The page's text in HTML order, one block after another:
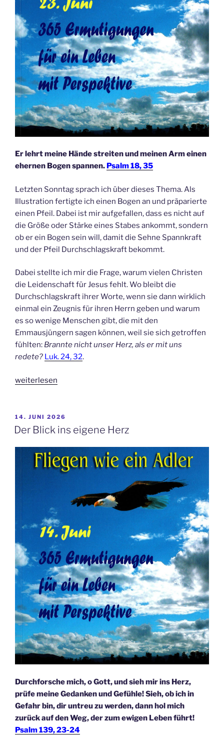
Er lehrt meine Hände streiten und meinen Arm einen
ehernen Bogen spannen. Psalm 18, 35
Letzten Sonntag sprach ich über dieses Thema. Als
Illustration fertigte ich einen Bogen an und präparierte
einen Pfeil. Dabei ist mir aufgefallen, dass es nicht auf
die Größe oder Stärke eines Stabes ankommt, sondern
ob er ein Bogen sein will, damit die Sehne Spannkraft
und der Pfeil Durchschlagskraft bekommt.
Dabei stellte ich mir die Frage, warum vielen Christen
die Leidenschaft für Jesus fehlt. Wo bleibt die
Durchschlagskraft ihrer Worte, wenn sie dann wirklich
einmal ein Zeugnis für ihren Herrn geben und warum
es so wenige Menschen gibt, die mit den
Emmausjüngern sagen können, weil sie sich getroffen
fühlten: Brannte nicht unser Herz, als er mit uns
redete? Luk. 24, 32.
„Pfeil
weiterlesen
VERÖFFENTLICHT
AM
14. JUNI 2026
Der Blick ins eigene Herz
Durchforsche mich, o Gott, und sieh mir ins Herz,
prüfe meine Gedanken und Gefühle! Sieh, ob ich in
Gefahr bin, dir untreu zu werden, dann hol mich
zurück auf den Weg, der zum ewigen Leben führt!
Psalm 139, 23-24